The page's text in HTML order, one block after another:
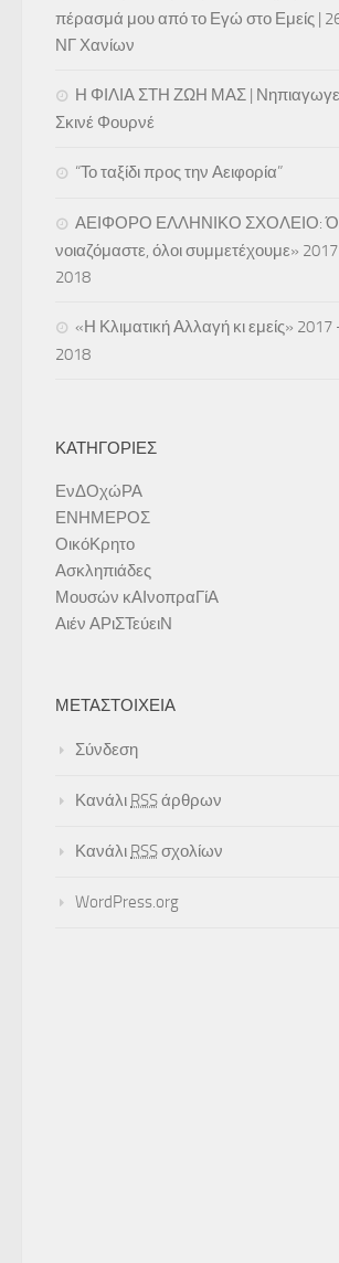
πέρασμά μου από το Εγώ στο Εμείς |
ΝΓ Χανίων
Η ΦΙΛΙΑ ΣΤΗ ΖΩΗ ΜΑΣ |
Σκινέ Φουρνέ
“Το ταξίδι προς την Αειφορία”
ΑΕΙΦΟΡΟ ΕΛΛΗΝΙΚΟ ΣΧΟΛΕΙΟ:
νοιαζόμαστε, όλοι συμμετέχουμε»
2018
«Η Κλιματική Αλλαγή κι εμείς» 2017
2018
ΚΑΤΗΓΟΡΊΕΣ
ΕνΔΟχώΡΑ
ΕΝΗΜΕΡΟΣ
ΟικόΚρητο
Ασκληπιάδες
Μουσών κΑΙνοπραΓίΑ
Αιέν ΑΡιΣΤεύειΝ
ΜΕΤΑΣΤΟΙΧΕΊΑ
Σύνδεση
Κανάλι RSSάρθρων
Κανάλι RSSσχολίων
WordPress.org